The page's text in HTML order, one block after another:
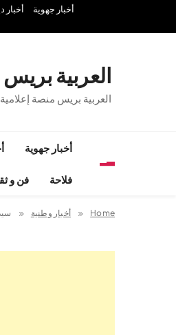
أخبار جهوية أخبار
العربية بريس
العربية بريس منصة إعلامية
أخبار جهوية
فلاحة فن و
Home أخبار وطنية